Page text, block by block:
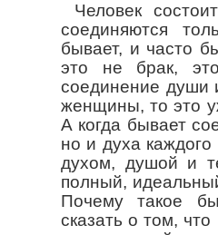
Человек
соединяются
бывает, и часто
это не брак,
соединение души
женщины, то это
А когда бывает
но и духа
духом, душой и
полный,
Почему такое
сказать о том,